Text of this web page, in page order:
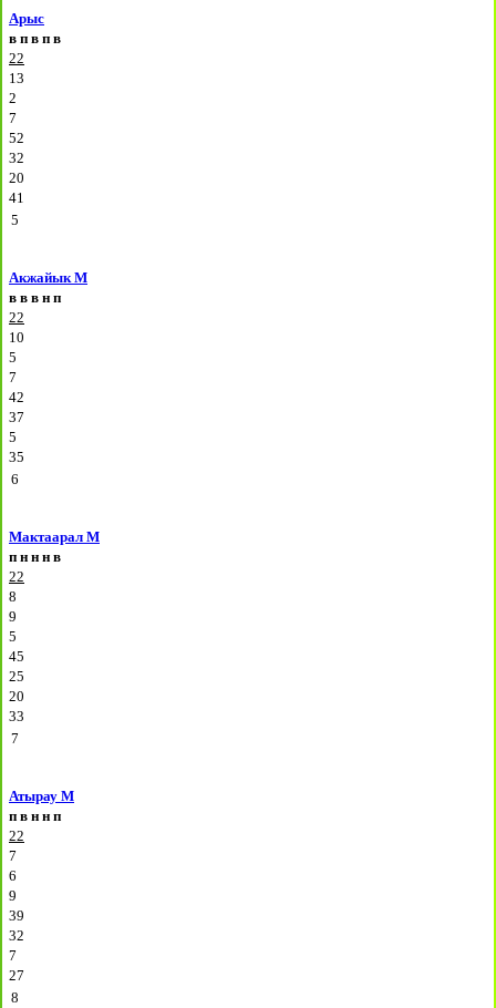
Арыс
в п в п в
22
13
2
7
52
32
20
41
5
Акжайык М
в в в н п
22
10
5
7
42
37
5
35
6
Мактаарал М
п н н н в
22
8
9
5
45
25
20
33
7
Атырау М
п в н н п
22
7
6
9
39
32
7
27
8